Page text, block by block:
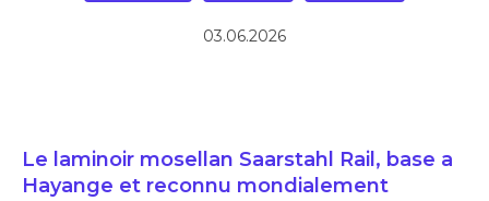
03.06.2026
Le laminoir mosellan Saarstahl Rail, base a
Hayange et reconnu mondialement